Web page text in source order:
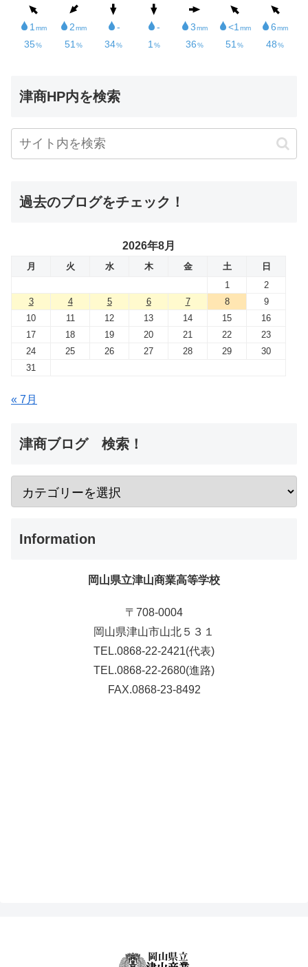
津商HP内を検索
過去のブログをチェック！
2026年8月
月 火 水 木 金 土
日
1
2
3
4 5 6 7 8
9
10
11 12 13 14 15
16
17
18 19 20 21 22
23
24
25 26 27 28 29
30
31
« 7月
津商ブログ 検索！
Information
岡山県立津山商業高等学校
〒708-0004
岡山県津山市山北５３１
TEL.0868-22-2421(代表)
TEL.0868-22-2680(進路)
FAX.0868-23-8492